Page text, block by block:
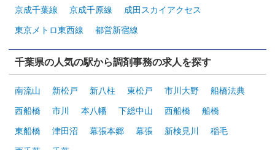
京成千葉線 京成千原線 成田スカイアクセス
東京メトロ東西線 都営新宿線
千葉県の人気の駅から調剤事務の求人を探す
南流山 新松戸 新八柱 東松戸 市川大野 船橋法典
西船橋 市川 本八幡 下総中山 西船橋 船橋
東船橋 津田沼 幕張本郷 幕張 新検見川 稲毛